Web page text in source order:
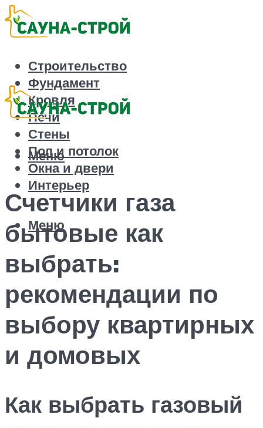
Строительство
Фундамент
Кровля
Печи
Стены
Пол и потолок
Окна и двери
Интерьер
Меню
Меню
Счетчики газа
бытовые как
выбрать:
рекомендации по
выбору квартирных
и домовых
Как выбрать газовый